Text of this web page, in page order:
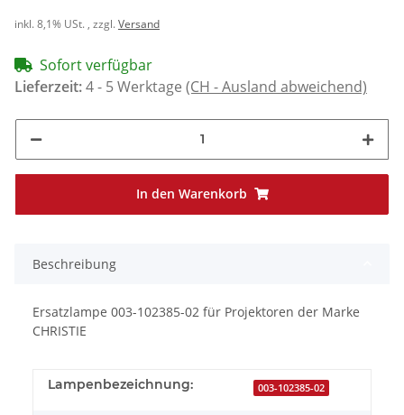
inkl. 8,1% USt. , zzgl.Versand
Sofort verfügbar
Lieferzeit:4 - 5 Werktage (CH - Ausland abweichend)
In den Warenkorb
Beschreibung
Ersatzlampe 003-102385-02 für Projektoren der Marke
CHRISTIE
Lampenbezeichnung: 003-102385-02